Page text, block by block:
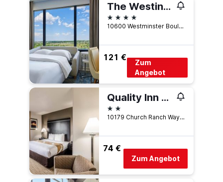
The Westin Westminster
4 Sterne
10600 Westminster Boulevard, Westminster, CO, USA
121 €
Zum
Angebot
Quality Inn & Suites Westminster - Broomfield
2 Sterne
10179 Church Ranch Way, Westminster, CO, USA
74 €
Zum Angebot